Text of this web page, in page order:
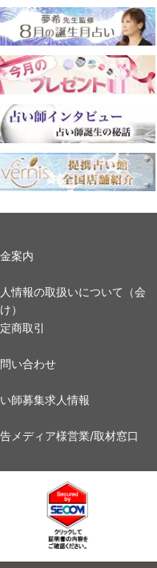
金案内
人情報の取扱いについて（会
）
商取引
問い合わせ
い師募集求人情報
告メディア様営業/取材窓口